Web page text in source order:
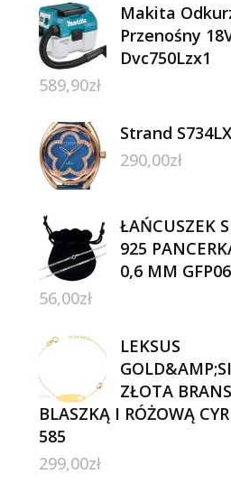
Makita
Przenośny
Dvc750Lzx1
589,90zł
Strand
290,00zł
ŁAŃCUSZEK
925
0,6 MM
56,00zł
LEKSUS
ZŁOTA
BLASZKĄ I RÓŻOWĄ
585
299,00zł